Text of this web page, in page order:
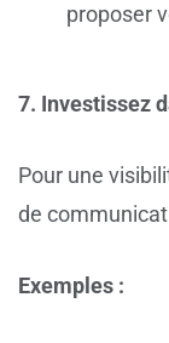
proposer
7. Investissez
Pour une
de
Exemples :